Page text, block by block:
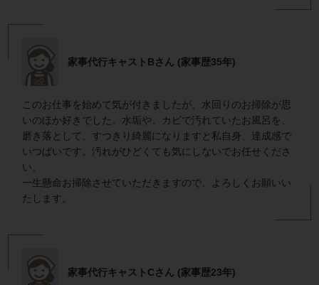
家事代行キャストBさん (家事歴35年)
このお仕事を始めて気が付きましたが、水回りのお掃除が思
いのほか好きでした。水垢や、カビで汚れていたお風呂を、
磨き落として、すつきり綺麗になりますと私自身、達成感で
いつぱいです。汚れがひどくても気にしないでお任せくださ
い。
一生懸命お掃除させていただきますので、よろしくお願いい
たします。
家事代行キャストCさん (家事歴23年)